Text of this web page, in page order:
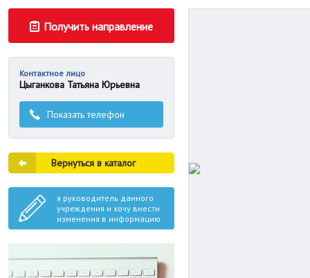
Получить направление
Контактное лицо
Цыганкова Татьяна Юрьевна
Показать телефон
Вернуться в каталог
я руководитель данного
учреждения и хочу внести
изменения в информацию